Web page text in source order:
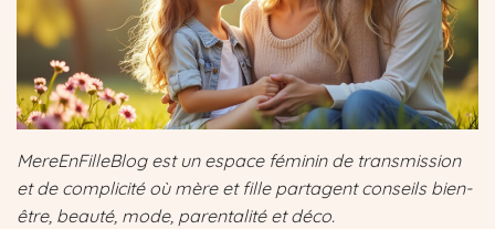
MereEnFilleBlog est un espace féminin de transmission
et de complicité où mère et fille partagent conseils bien-
être, beauté, mode, parentalité et déco.